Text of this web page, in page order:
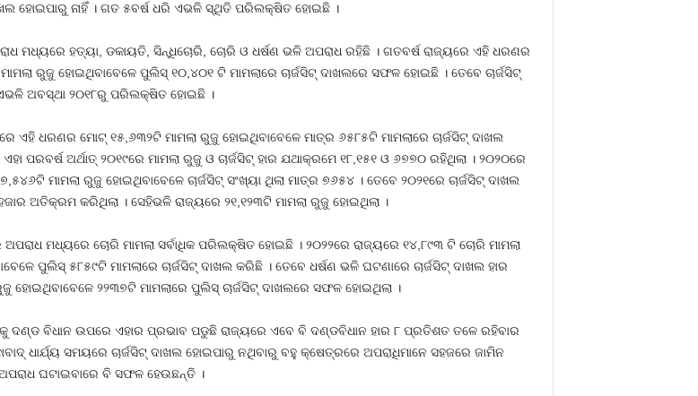
ହୋଇପାରୁ ନାହିଁ । ଗତ ୫ବର୍ଷ ଧରି ଏଭଳି ସ୍ଥିତି ପରିଲକ୍ଷିତ ହୋଇଛି ।
ମଧ୍ୟରେ ହତ୍ୟା, ଡକାୟତି, ସିନ୍ଧିଚୋରି, ଚୋରି ଓ ଧର୍ଷଣ ଭଳି ଅପରାଧ ରହିଛି । ଗତବର୍ଷ ରାଜ୍ୟରେ ଏହି ଧରଣର
ରୁଜୁ ହୋଇଥିବାବେଳେ ପୁଲିସ୍‍ ୧୦,୪୦୧ ଟି ମାମଲାରେ ଚାର୍ଜସିଟ୍‍ ଦାଖଲରେ ସଫଳ ହୋଇଛି । ତେବେ ଚାର୍ଜସିଟ୍‍
ଏଭଳି ଅବସ୍ଥା ୨୦୧୮ରୁ ପରିଲକ୍ଷିତ ହୋଇଛି ।
ଏହି ଧରଣର ମୋଟ୍‍ ୧୫,୬୩୨ଟି ମାମଲା ରୁଜୁ ହୋଇଥିବାବେଳେ ମାତ୍ର ୬୫୮୫ଟି ମାମଲାରେ ଚାର୍ଜସିଟ୍‍ ଦାଖଲ
ପରବର୍ଷ ଅର୍ଥାତ୍‍ ୨୦୧୯ରେ ମାମଲା ରୁଜୁ ଓ ଚାର୍ଜସିଟ୍‍ ହାର ଯଥାକ୍ରମେ ୧୮,୧୫୧ ଓ ୬୭୭୦ ରହିଥିଲା । ୨୦୨୦ରେ
ମାମଲା ରୁଜୁ ହୋଇଥିବାବେଳେ ଚାର୍ଜସିଟ୍‍ ସଂଖ୍ୟା ଥିଲା ମାତ୍ର ୭୬୫୪ । ତେବେ ୨୦୨୧ରେ ଚାର୍ଜସିଟ୍‍ ଦାଖଲ
ଅତିକ୍ରମ କରିଥିଲା । ସେହିଭଳି ରାଜ୍ୟରେ ୨୧,୧୨୩ଟି ମାମଲା ରୁଜୁ ହୋଇଥିଲା ।
ମଧ୍ୟରେ ଚୋରି ମାମଲା ସର୍ବାଧିକ ପରିଲକ୍ଷିତ ହୋଇଛି । ୨୦୨୨ରେ ରାଜ୍ୟରେ ୧୪,୮୯୩ ଟି ଚୋରି ମାମଲା
ପୁଲିସ୍‍ ୫୮୫୯ଟି ମାମଲାରେ ଚାର୍ଜସିଟ୍‍ ଦାଖଲ କରିଛି । ତେବେ ଧର୍ଷଣ ଭଳି ଘଟଣାରେ ଚାର୍ଜସିଟ୍‍ ଦାଖଲ ହାର
୨୨୩୭ଟି ମାମଲାରେ ପୁଲିସ୍‍ ଚାର୍ଜସିଟ୍‍ ଦାଖଲରେ ସଫଳ ହୋଇଥିଲା ।
ଦଣ୍ଡ ବିଧାନ ଉପରେ ଏହାର ପ୍ରଭାବ ପଡୁଛି ରାଜ୍ୟରେ ଏବେ ବି ଦଣ୍ଡବିଧାନ ହାର ୮ ପ୍ରତିଶତ ତଳେ ରହିବାର
ଧାର୍ଯ୍ୟ ସମୟରେ ଚାର୍ଜସିଟ୍‍ ଦାଖଲ ହୋଇପାରୁ ନଥିବାରୁ ବହୁ କ୍ଷେତ୍ରରେ ଅପରାଧିମାନେ ସହଜରେ ଜାମିନ
ଘଟାଇବାରେ ବି ସଫଳ ହେଉଛନ୍ତି ।